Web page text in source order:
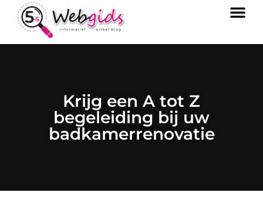
Krijg een A tot Z
begeleiding bij uw
badkamerrenovatie